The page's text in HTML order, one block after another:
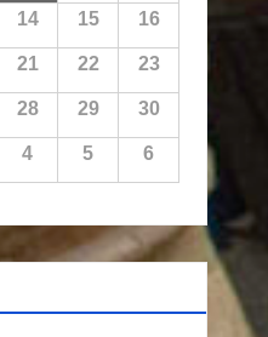
14 15 16
21 22 23
28 29 30
4 5 6